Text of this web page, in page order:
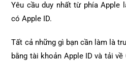
Yêu cầu duy nhất từ phía Apple
có Apple ID.
Tất cả những gì bạn cần làm là
bằng tài khoản Apple ID và tải về